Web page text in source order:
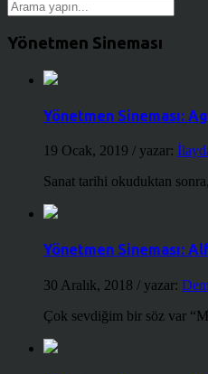
Yönetmen Sineması
Yönetmen Sineması:
19 Ocak, 2019 / yazar:
Sanat tarihi okuduktan
Yönetmen Sineması:
30 Aralık, 2018 / yazar:
Çok sevdiğim bir söz var